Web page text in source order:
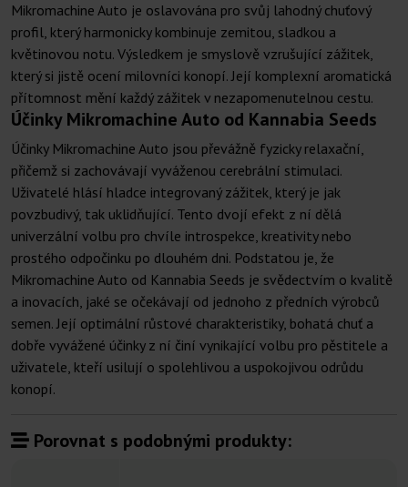
Mikromachine Auto je oslavována pro svůj lahodný chuťový
profil, který harmonicky kombinuje zemitou, sladkou a
květinovou notu. Výsledkem je smyslově vzrušující zážitek,
který si jistě ocení milovníci konopí. Její komplexní aromatická
přítomnost mění každý zážitek v nezapomenutelnou cestu.
Účinky Mikromachine Auto od Kannabia Seeds
Účinky Mikromachine Auto jsou převážně fyzicky relaxační,
přičemž si zachovávají vyváženou cerebrální stimulaci.
Uživatelé hlásí hladce integrovaný zážitek, který je jak
povzbudivý, tak uklidňující. Tento dvojí efekt z ní dělá
univerzální volbu pro chvíle introspekce, kreativity nebo
prostého odpočinku po dlouhém dni. Podstatou je, že
Mikromachine Auto od Kannabia Seeds je svědectvím o kvalitě
a inovacích, jaké se očekávají od jednoho z předních výrobců
semen. Její optimální růstové charakteristiky, bohatá chuť a
dobře vyvážené účinky z ní činí vynikající volbu pro pěstitele a
uživatele, kteří usilují o spolehlivou a uspokojivou odrůdu
konopí.
Porovnat s podobnými produkty: